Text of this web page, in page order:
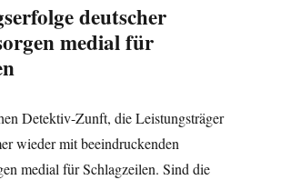
deutscher
medial für
Detektiv-Zunft, die Leistungsträger
wieder mit beeindruckenden
medial für Schlagzeilen. Sind die